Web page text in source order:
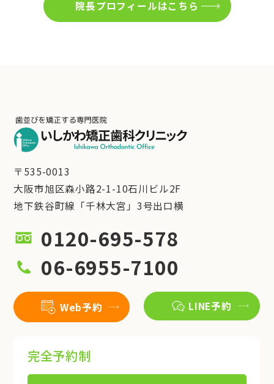
院長プロフィールはこちら
〒535-0013
大阪市旭区森小路2-1-10石川ビル2F
地下鉄谷町線「千林大宮」3号出口横
0120-695-578
06-6955-7100
Web予約 LINE予約
完全予約制